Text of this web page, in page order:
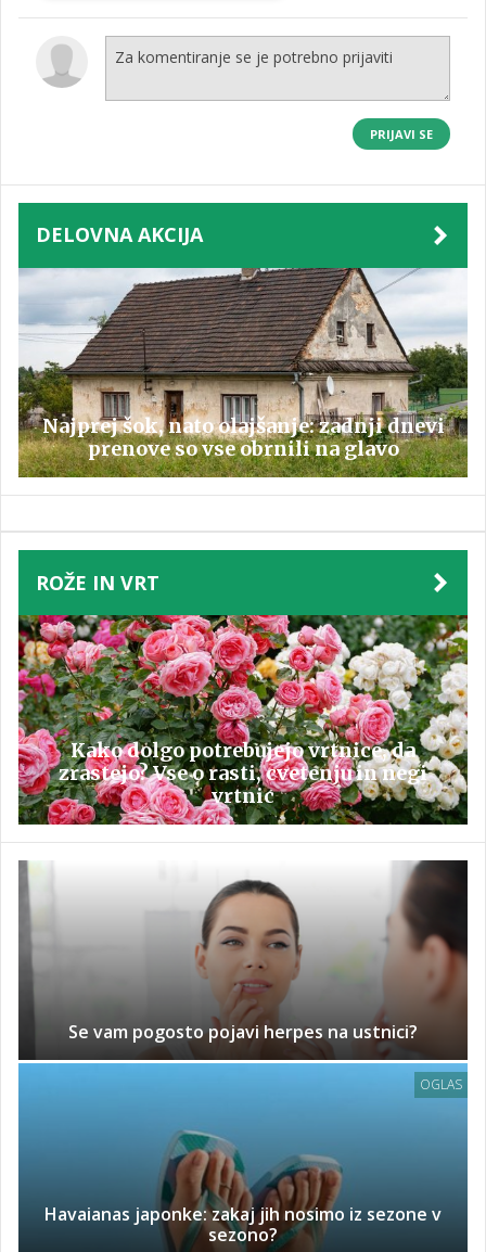
PRIJAVI SE
DELOVNA AKCIJA
Najprej šok, nato olajšanje: zadnji dnevi
prenove so vse obrnili na glavo
ROŽE IN VRT
Kako dolgo potrebujejo vrtnice, da
zrastejo? Vse o rasti, cvetenju in negi
vrtnic
Se vam pogosto pojavi herpes na ustnici?
OGLAS
Havaianas japonke: zakaj jih nosimo iz sezone v
sezono?